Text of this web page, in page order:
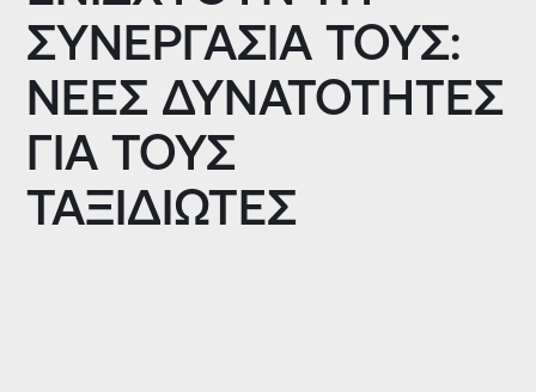
ΣΥΝΕΡΓΑΣΊΑ ΤΟΥΣ:
ΝΈΕΣ ΔΥΝΑΤΌΤΗΤΕΣ
ΓΙΑ ΤΟΥΣ
ΤΑΞΙΔΙΏΤΕΣ